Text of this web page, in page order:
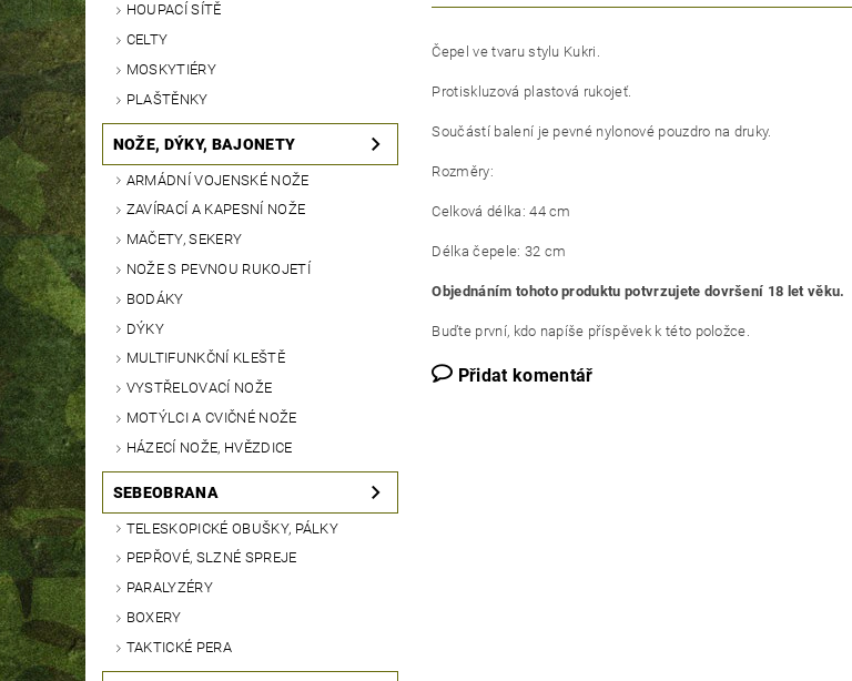
HOUPACÍ SÍTĚ
CELTY
MOSKYTIÉRY
PLAŠTĚNKY
NOŽE, DÝKY, BAJONETY
ARMÁDNÍ VOJENSKÉ NOŽE
ZAVÍRACÍ A KAPESNÍ NOŽE
MAČETY, SEKERY
NOŽE S PEVNOU RUKOJETÍ
BODÁKY
DÝKY
MULTIFUNKČNÍ KLEŠTĚ
VYSTŘELOVACÍ NOŽE
MOTÝLCI A CVIČNÉ NOŽE
HÁZECÍ NOŽE, HVĚZDICE
SEBEOBRANA
TELESKOPICKÉ OBUŠKY, PÁLKY
PEPŘOVÉ, SLZNÉ SPREJE
PARALYZÉRY
BOXERY
TAKTICKÉ PERA
Čepel ve tvaru stylu Kukri.
Protiskluzová plastová rukojeť.
Součástí balení je pevné nylonové pouzdro na druky.
Rozměry:
Celková délka: 44 cm
Délka čepele: 32 cm
Objednáním tohoto produktu potvrzujete dovršení 18 let věku.
Buďte první, kdo napíše příspěvek k této položce.
Přidat komentář